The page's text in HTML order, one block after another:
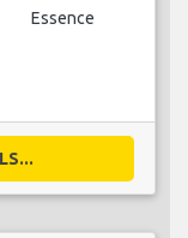
Essence